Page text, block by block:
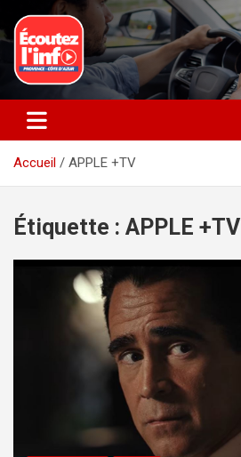
au
contenu
Ecoutez l’info
La radio du quotidien
Accueil APPLE +TV
Étiquette : APPLE +TV